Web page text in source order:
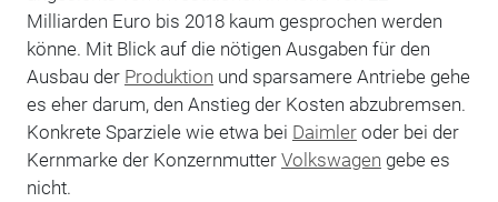
Milliarden Euro bis 2018 kaum gesprochen werden
könne. Mit Blick auf die nötigen Ausgaben für den
Ausbau der Produktion und sparsamere Antriebe gehe
es eher darum, den Anstieg der Kosten abzubremsen.
Konkrete Sparziele wie etwa bei Daimleroder bei der
Kernmarke der Konzernmutter Volkswagen gebe es
nicht.